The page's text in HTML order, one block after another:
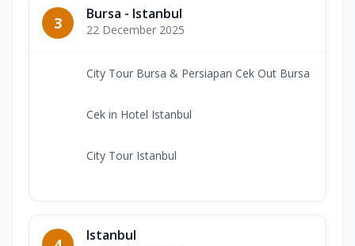
3 Bursa - Istanbul
22 December 2025
City Tour Bursa & Persiapan Cek Out Bursa
Cek in Hotel Istanbul
City Tour Istanbul
Istanbul